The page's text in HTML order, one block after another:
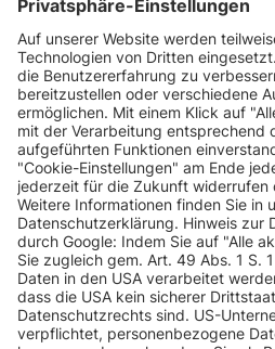
INFORMATIONEN
KUNDENSERVICE
INFORMATIONEN